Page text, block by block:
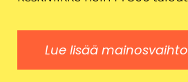
Lue lisää